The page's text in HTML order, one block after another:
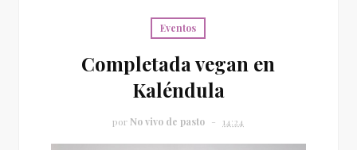
Eventos
Completada vegan en
Kaléndula
por No vivo de pasto 14:24